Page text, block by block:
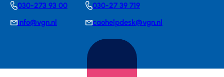
Telephonenumber
030-273 93 00
E-info@vgn.nl
Telephonenumber
030-27 39 719
E-caohelpdesk@vgn.nl